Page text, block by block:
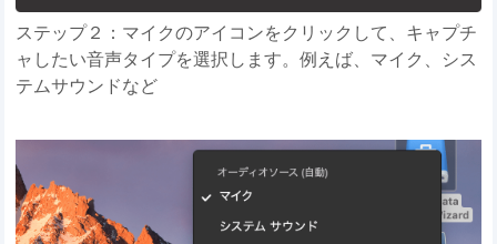
ステップ２：マイクのアイコンをクリックして、キャプチ
ャしたい音声タイプを選択します。例えば、マイク、シス
テムサウンドなど